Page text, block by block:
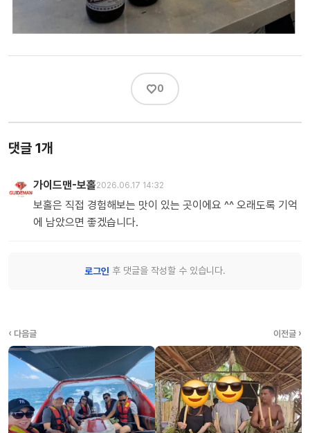
♡0
댓글 1개
가이드맨-보홀2026.06.17 14:32
보홀은 직접 경험해보는 맛이 있는 곳이에요 ^^ 오래도록 기억
에 남았으면 좋겠습니다.
로그인 후 댓글을 작성할 수 있습니다.
‹ 다음글 이전글 ›